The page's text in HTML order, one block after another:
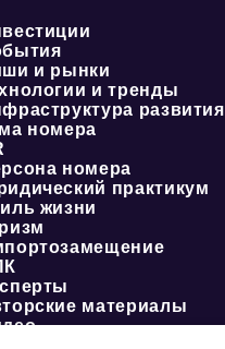
и рынки
и тренды
развития
номера
номера
практикум
жизни
материалы